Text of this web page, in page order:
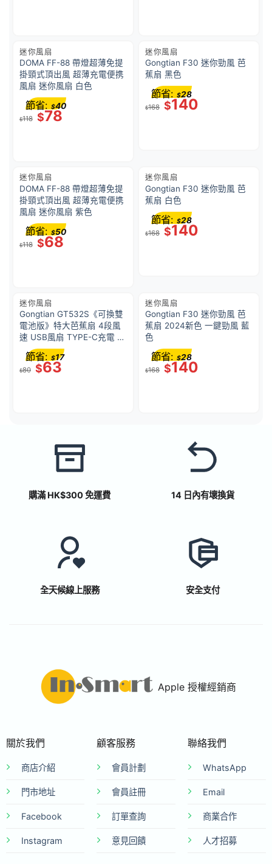
迷你風扇
DOMA FF-88 帶燈超薄免提
掛頸式頂出風 超薄充電便携
風扇 迷你風扇 白色
$118 $78
節省: $40
迷你風扇
Gongtian F30 迷你勁風 芭
蕉扇 黑色
$168 $140
節省: $28
迷你風扇
DOMA FF-88 帶燈超薄免提
掛頸式頂出風 超薄充電便携
風扇 迷你風扇 紫色
$118 $68
節省: $50
迷你風扇
Gongtian F30 迷你勁風 芭
蕉扇 白色
$168 $140
節省: $28
迷你風扇
Gongtian GT532S《可換雙
電池版》特大芭蕉扇 4段風
速 USB風扇 TYPE-C充電 黑
$80 $63
節省: $17
迷你風扇
Gongtian F30 迷你勁風 芭
蕉扇 2024新色 一鍵勁風 藍
色
$168 $140
節省: $28
購滿 HK$300 免運費 14 日內有壞換貨
全天候線上服務 安全支付
Apple 授權經銷商
關於我們
商店介紹
門市地址
Facebook
Instagram
顧客服務
會員計劃
會員註冊
訂單查詢
意見回饋
聯絡我們
WhatsApp
Email
商業合作
人才招募